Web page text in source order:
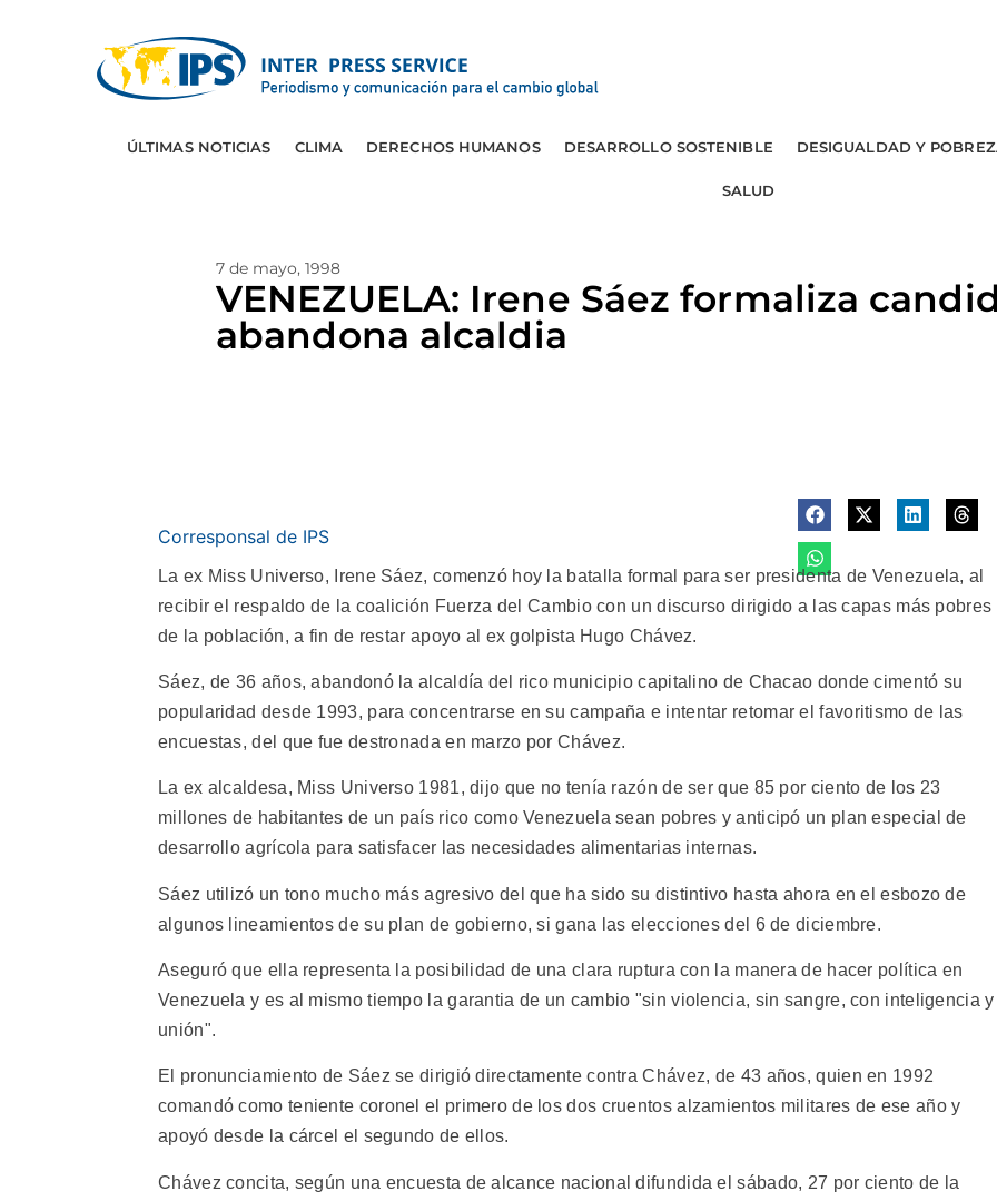
ÚLTIMAS NOTICIAS CLIMA DERECHOS HUMANOS DESARROLLO SOSTENIBLE DESIGUALDAD Y
SALUD
7 de mayo, 1998
VENEZUELA: Irene Sáez formaliza
abandona alcaldia
Corresponsal de IPS
La ex Miss Universo, Irene Sáez, comenzó hoy la batalla formal para ser presidenta de Venezuela, al
recibir el respaldo de la coalición Fuerza del Cambio con un discurso dirigido a las capas más pobres
de la población, a fin de restar apoyo al ex golpista Hugo Chávez.
Sáez, de 36 años, abandonó la alcaldía del rico municipio capitalino de Chacao donde cimentó su
popularidad desde 1993, para concentrarse en su campaña e intentar retomar el favoritismo de las
encuestas, del que fue destronada en marzo por Chávez.
La ex alcaldesa, Miss Universo 1981, dijo que no tenía razón de ser que 85 por ciento de los 23
millones de habitantes de un país rico como Venezuela sean pobres y anticipó un plan especial de
desarrollo agrícola para satisfacer las necesidades alimentarias internas.
Sáez utilizó un tono mucho más agresivo del que ha sido su distintivo hasta ahora en el esbozo de
algunos lineamientos de su plan de gobierno, si gana las elecciones del 6 de diciembre.
Aseguró que ella representa la posibilidad de una clara ruptura con la manera de hacer política en
Venezuela y es al mismo tiempo la garantia de un cambio "sin violencia, sin sangre, con inteligencia y
unión".
El pronunciamiento de Sáez se dirigió directamente contra Chávez, de 43 años, quien en 1992
comandó como teniente coronel el primero de los dos cruentos alzamientos militares de ese año y
apoyó desde la cárcel el segundo de ellos.
Chávez concita, según una encuesta de alcance nacional difundida el sábado, 27 por ciento de la